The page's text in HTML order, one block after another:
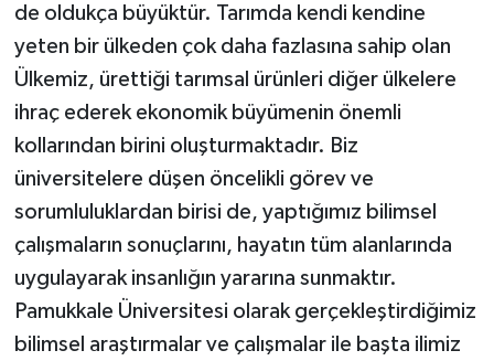
de oldukça büyüktür. Tarımda kendi kendine
yeten bir ülkeden çok daha fazlasına sahip olan
Ülkemiz, ürettiği tarımsal ürünleri diğer ülkelere
ihraç ederek ekonomik büyümenin önemli
kollarından birini oluşturmaktadır. Biz
üniversitelere düşen öncelikli görev ve
sorumluluklardan birisi de, yaptığımız bilimsel
çalışmaların sonuçlarını, hayatın tüm alanlarında
uygulayarak insanlığın yararına sunmaktır.
Pamukkale Üniversitesi olarak gerçekleştirdiğimiz
bilimsel araştırmalar ve çalışmalar ile başta ilimiz